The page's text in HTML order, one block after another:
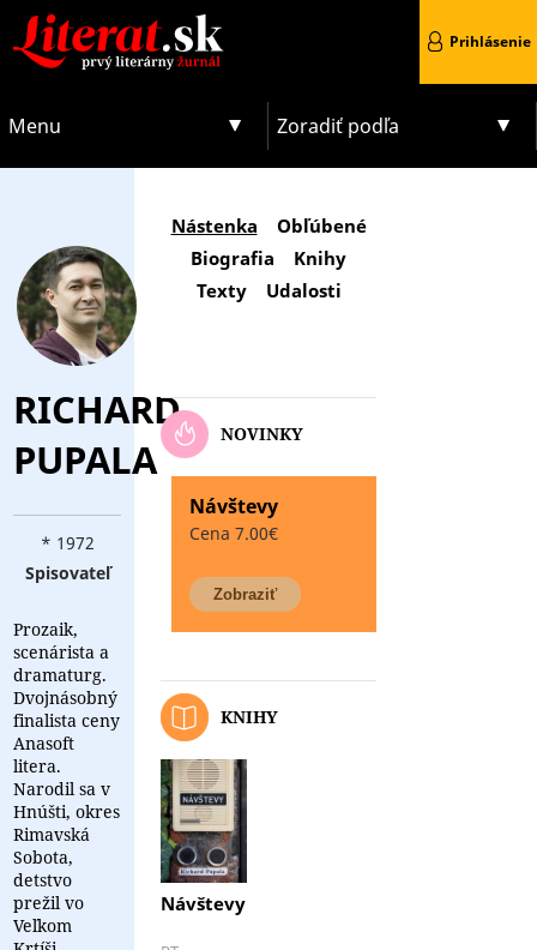
Menu Zoradiť podľa
Prihlásenie
RICHARD
PUPALA
* 1972
Spisovateľ
Prozaik,
scenárista a
dramaturg.
Dvojnásobný
finalista ceny
Anasoft
litera.
Narodil sa v
Hnúšti, okres
Rimavská
Sobota,
detstvo
prežil vo
Veľkom
Nástenka
Obľúbené
Biografia
Knihy
Texty
Udalosti
NOVINKY
Návštevy
Cena 7.00€
KNIHY
Návštevy